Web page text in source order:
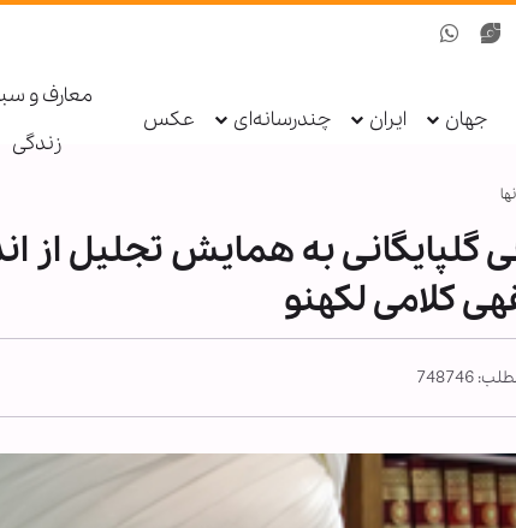
جهان ایران چندرسانه‌ای عکس
معارف و
زندگی
گلپایگانی به همایش تجلیل از
کلامی لکهنو
748746
حزب‌الله: دولت لبنان مذاکرات و
امتیازدهی به تل‌آویو را متوقف کند